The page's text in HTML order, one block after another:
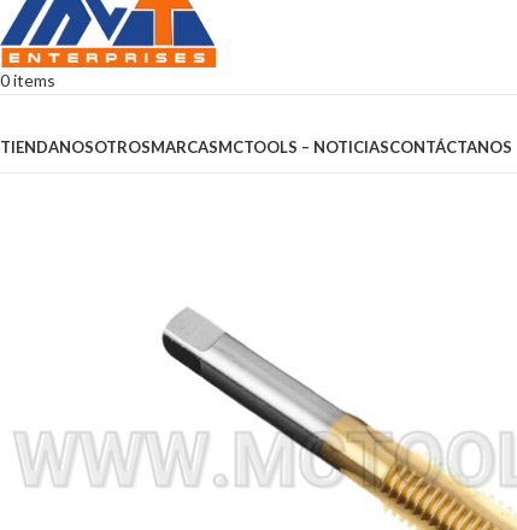
0items
TIENDANOSOTROSMARCASMCTOOLS – NOTICIASCONTÁCTANOS